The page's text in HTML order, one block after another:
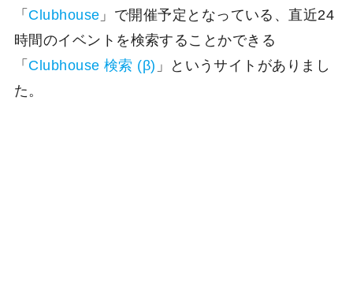
「 Clubhouse 」で開催予定となっている、直近24
時間のイベントを検索することかできる
「 Clubhouse 検索 (β) 」というサイトがありまし
た。